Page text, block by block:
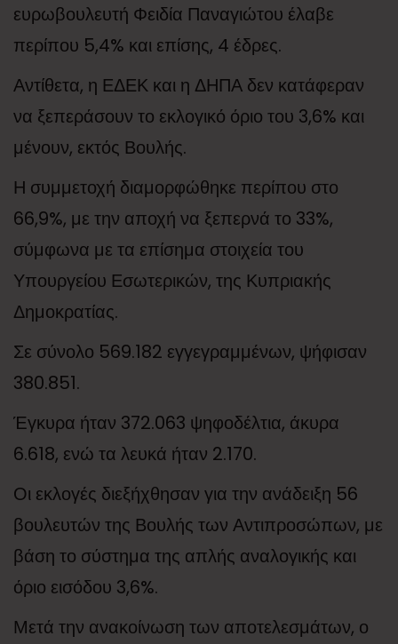
ευρωβουλευτή Φειδία Παναγιώτου έλαβε
περίπου 5,4% και επίσης, 4 έδρες.
Αντίθετα, η ΕΔΕΚ και η ΔΗΠΑ δεν κατάφεραν
να ξεπεράσουν το εκλογικό όριο του 3,6% και
μένουν, εκτός Βουλής.
Η συμμετοχή διαμορφώθηκε περίπου στο
66,9%, με την αποχή να ξεπερνά το 33%,
σύμφωνα με τα επίσημα στοιχεία του
Υπουργείου Εσωτερικών, της Κυπριακής
Δημοκρατίας.
Σε σύνολο 569.182 εγγεγραμμένων, ψήφισαν
380.851.
Έγκυρα ήταν 372.063 ψηφοδέλτια, άκυρα
6.618, ενώ τα λευκά ήταν 2.170.
Οι εκλογές διεξήχθησαν για την ανάδειξη 56
βουλευτών της Βουλής των Αντιπροσώπων, με
βάση το σύστημα της απλής αναλογικής και
όριο εισόδου 3,6%.
Μετά την ανακοίνωση των αποτελεσμάτων, ο